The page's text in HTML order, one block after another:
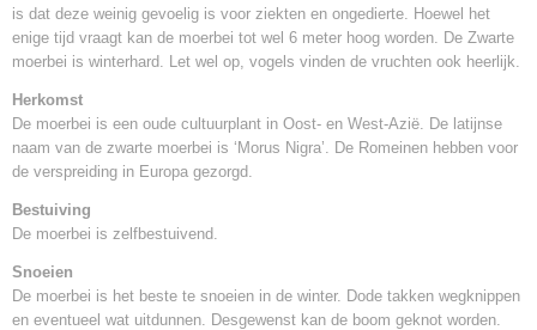
is dat deze weinig gevoelig is voor ziekten en ongedierte. Hoewel het
enige tijd vraagt kan de moerbei tot wel 6 meter hoog worden. De Zwarte
moerbei is winterhard. Let wel op, vogels vinden de vruchten ook heerlijk.
Herkomst
De moerbei is een oude cultuurplant in Oost- en West-Azië. De latijnse
naam van de zwarte moerbei is ‘Morus Nigra’. De Romeinen hebben voor
de verspreiding in Europa gezorgd.
Bestuiving
De moerbei is zelfbestuivend.
Snoeien
De moerbei is het beste te snoeien in de winter. Dode takken wegknippen
en eventueel wat uitdunnen. Desgewenst kan de boom geknot worden.